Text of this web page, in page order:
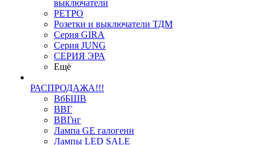
выключатели
РЕТРО
Розетки и выключатели ТДМ
Серия GIRA
Серия JUNG
СЕРИЯ ЭРА
Ещё
РАСПРОДАЖА!!!
ВбБШВ
ВВГ
ВВГнг
Лампа GE галогенн
Лампы LED SALE